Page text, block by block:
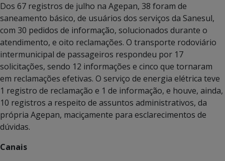
Dos 67 registros de julho na Agepan, 38 foram de
saneamento básico, de usuários dos serviços da Sanesul,
com 30 pedidos de informação, solucionados durante o
atendimento, e oito reclamações. O transporte rodoviário
intermunicipal de passageiros respondeu por 17
solicitações, sendo 12 informações e cinco que tornaram
em reclamações efetivas. O serviço de energia elétrica teve
1 registro de reclamação e 1 de informação, e houve, ainda,
10 registros a respeito de assuntos administrativos, da
própria Agepan, maciçamente para esclarecimentos de
dúvidas.
Canais